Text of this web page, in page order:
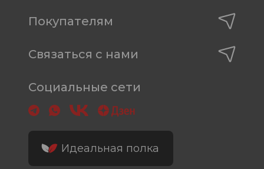
Покупателям
Связаться с нами
Социальные сети
Идеальная полка